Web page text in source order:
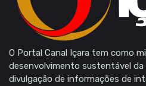
O Portal Canal Içara tem como
desenvolvimento sustentável da
divulgação de informações de